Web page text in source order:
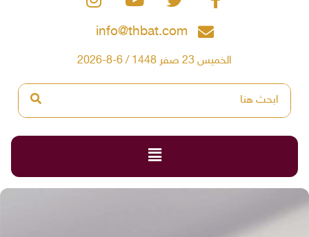
info@thbat.com
الخميس 23 صفر 1448 / 6-8-2026